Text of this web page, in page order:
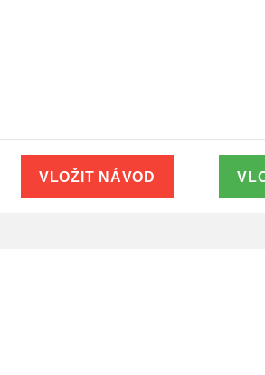
VLOŽIT NÁVOD